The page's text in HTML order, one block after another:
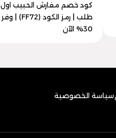
كود خصم مفارش الحبيب اول
طلب | رمز الكود (FF72) | وفر
30% الآن
سياسة الخصوصية